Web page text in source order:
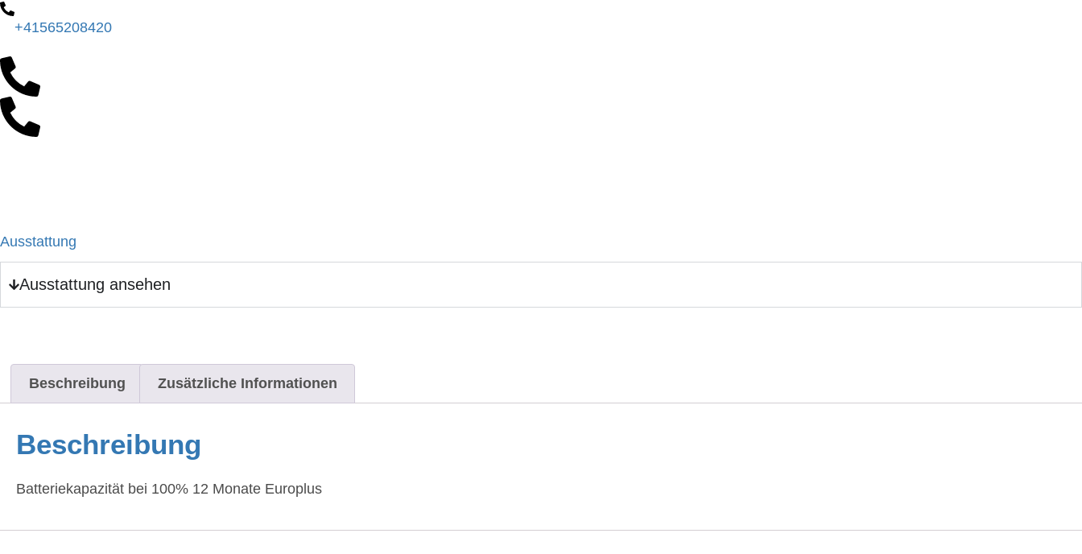
+41565208420
Ausstattung
Ausstattung ansehen
Beschreibung Zusätzliche Informationen
Beschreibung
Batteriekapazität bei 100% 12 Monate Europlus